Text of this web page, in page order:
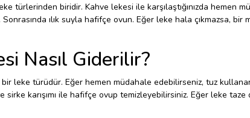
türlerinden biridir. Kahve lekesi ile karşılaştığınızda hemen
ılık suyla hafifçe ovun. Eğer leke hala çıkmazsa, bir
Nasıl Giderilir?
bir leke türüdür. Eğer hemen müdahale edebilirseniz, tuz
karışımı ile hafifçe ovup temizleyebilirsiniz. Eğer leke